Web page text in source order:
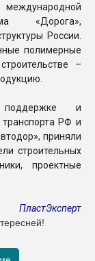
«Дорога»,
России.
полимерные
–
и
транспорта РФ и
приняли
строительных
проектные
ПластЭксперт